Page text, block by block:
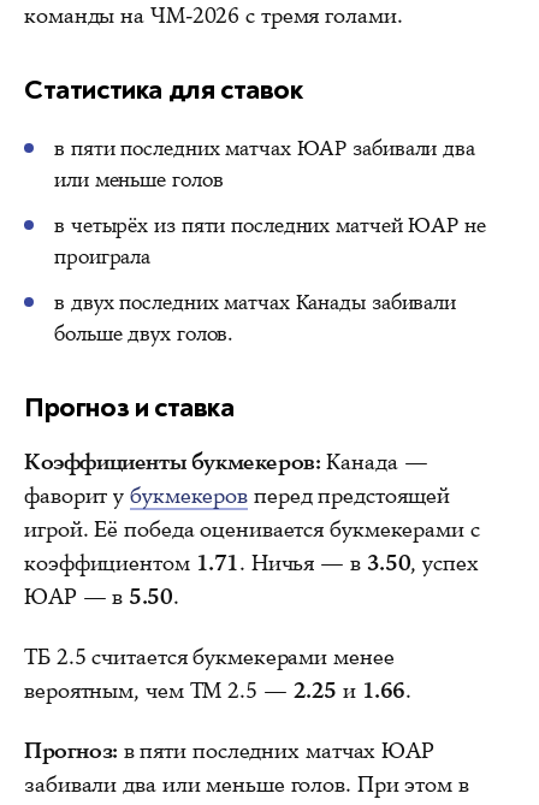
команды на ЧМ-2026 с тремя голами.
Статистика для ставок
в пяти последних матчах ЮАР забивали два
или меньше голов
в четырёх из пяти последних матчей ЮАР не
проиграла
в двух последних матчах Канады забивали
больше двух голов.
Прогноз и ставка
Коэффициенты букмекеров: Канада —
фаворит у букмекеров перед предстоящей
игрой. Её победа оценивается букмекерами с
коэффициентом 1.71. Ничья — в 3.50, успех
ЮАР — в 5.50.
ТБ 2.5 считается букмекерами менее
вероятным, чем ТМ 2.5 — 2.25 и 1.66.
Прогноз: в пяти последних матчах ЮАР
забивали два или меньше голов. При этом в